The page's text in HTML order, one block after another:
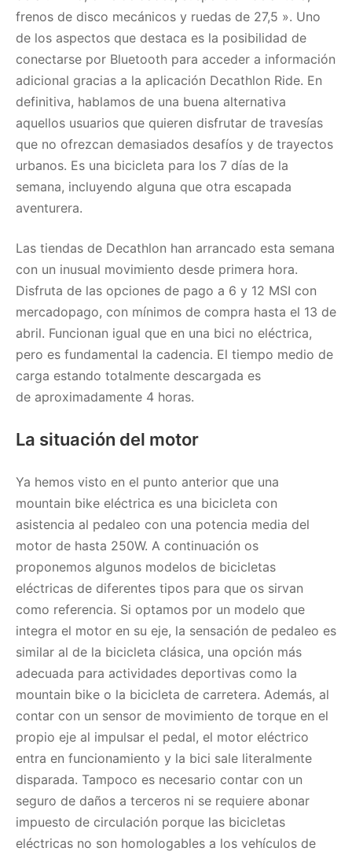
frenos de disco mecánicos y ruedas de 27,5 ». Uno
de los aspectos que destaca es la posibilidad de
conectarse por Bluetooth para acceder a información
adicional gracias a la aplicación Decathlon Ride. En
definitiva, hablamos de una buena alternativa
aquellos usuarios que quieren disfrutar de travesías
que no ofrezcan demasiados desafíos y de trayectos
urbanos. Es una bicicleta para los 7 días de la
semana, incluyendo alguna que otra escapada
aventurera.
Las tiendas de Decathlon han arrancado esta semana
con un inusual movimiento desde primera hora.
Disfruta de las opciones de pago a 6 y 12 MSI con
mercadopago, con mínimos de compra hasta el 13 de
abril. Funcionan igual que en una bici no eléctrica,
pero es fundamental la cadencia. El tiempo medio de
carga estando totalmente descargada es
de aproximadamente 4 horas.
La situación del motor
Ya hemos visto en el punto anterior que una
mountain bike eléctrica es una bicicleta con
asistencia al pedaleo con una potencia media del
motor de hasta 250W. A continuación os
proponemos algunos modelos de bicicletas
eléctricas de diferentes tipos para que os sirvan
como referencia. Si optamos por un modelo que
integra el motor en su eje, la sensación de pedaleo es
similar al de la bicicleta clásica, una opción más
adecuada para actividades deportivas como la
mountain bike o la bicicleta de carretera. Además, al
contar con un sensor de movimiento de torque en el
propio eje al impulsar el pedal, el motor eléctrico
entra en funcionamiento y la bici sale literalmente
disparada. Tampoco es necesario contar con un
seguro de daños a terceros ni se requiere abonar
impuesto de circulación porque las bicicletas
eléctricas no son homologables a los vehículos de